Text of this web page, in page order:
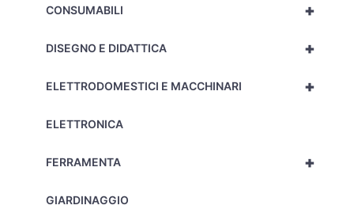
+
CONSUMABILI
+
DISEGNO E DIDATTICA
+
ELETTRODOMESTICI E MACCHINARI
ELETTRONICA
+
FERRAMENTA
GIARDINAGGIO